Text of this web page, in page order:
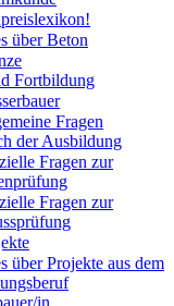
über Beton
Fortbildung
Fragen
der Ausbildung
Fragen zur
Fragen zur
Projekte aus dem
in